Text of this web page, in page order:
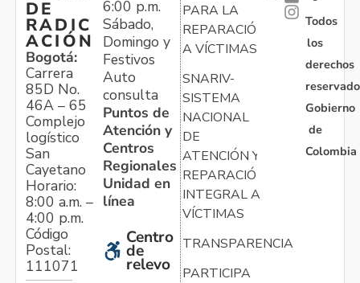
DE
RADIC
ACIÓN
Bogotá:
Carrera
85D No.
46A – 65
Complejo
logístico
San
Cayetano
Horario:
8:00 a.m. –
4:00 p.m.
Código
Postal:
111071
6:00 p.m.
Sábado,
Domingo y
Festivos
Auto
consulta
Puntos de
Atención y
Centros
Regionales
Unidad en
línea
Centro
de
relevo
PARA LA
REPARACIÓN
A VÍCTIMAS
SNARIV-
SISTEMA
NACIONAL
DE
ATENCIÓN Y
REPARACIÓN
INTEGRAL A
VÍCTIMAS
TRANSPARENCIA
PARTICIPA
Todos
los
derechos
Gobierno
de
Colombia